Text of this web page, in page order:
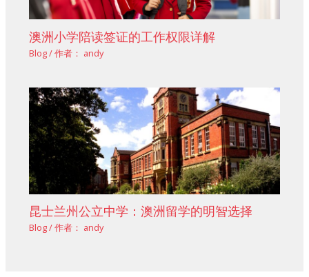
澳洲小学陪读签证的工作权限详解
Blog/ 作者： andy
昆士兰州公立中学：澳洲留学的明智选择
Blog/ 作者： andy